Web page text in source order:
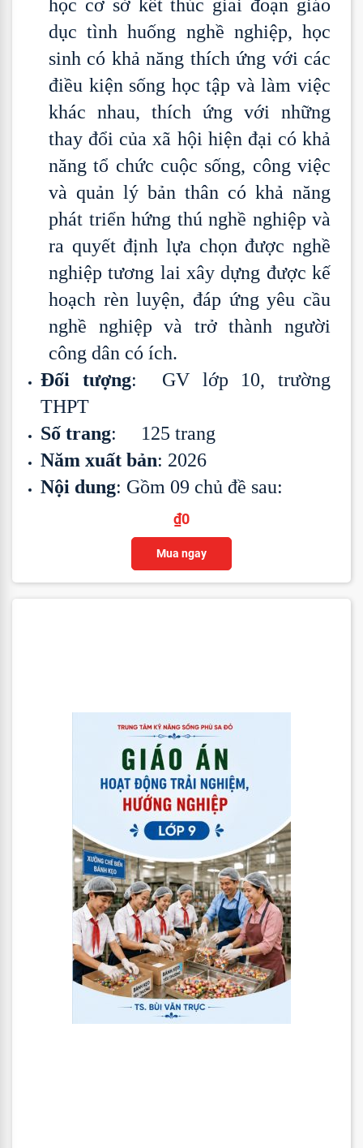
học cơ sở kết thúc giai đoạn giáo
dục tình huống nghề nghiệp, học
sinh có khả năng thích ứng với các
điều kiện sống học tập và làm việc
khác nhau, thích ứng với những
thay đổi của xã hội hiện đại có khả
năng tổ chức cuộc sống, công việc
và quản lý bản thân có khả năng
phát triển hứng thú nghề nghiệp và
ra quyết định lựa chọn được nghề
nghiệp tương lai xây dựng được kế
hoạch rèn luyện, đáp ứng yêu cầu
nghề nghiệp và trở thành người
công dân có ích.
Đối tượng: GV lớp 10, trường
THPT
Số trang: 125 trang
Năm xuất bản: 2026
Nội dung: Gồm 09 chủ đề sau:
₫0
Mua ngay